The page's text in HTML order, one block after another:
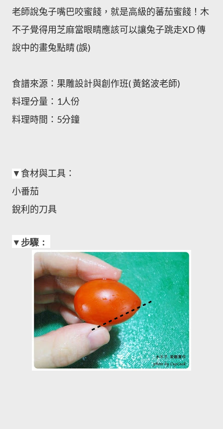
老師說兔子嘴巴咬蜜餞，就是高級的蕃茄蜜餞！木
不子覺得用芝麻當眼睛應該可以讓兔子跳走XD 傳
說中的畫兔點睛 (誤)
食譜來源：果雕設計與創作班( 黃銘波老師)
料理分量：1人份
料理時間：5分鐘
▼ 食材與工具：
小番茄
銳利的刀具
▼ 步驟：